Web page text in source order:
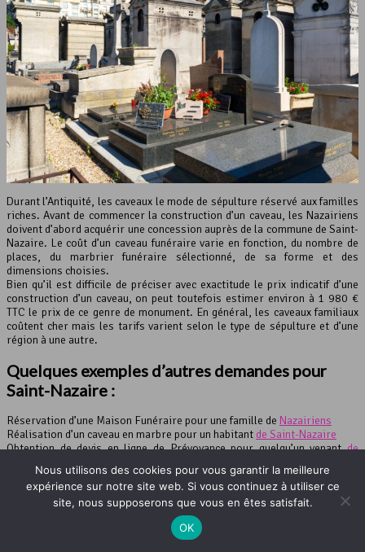
Durant l’Antiquité, les caveaux le mode de sépulture réservé aux familles
riches. Avant de commencer la construction d’un caveau, les Nazairiens
doivent d’abord acquérir une concession auprès de la commune de Saint-
Nazaire. Le coût d’un caveau funéraire varie en fonction, du nombre de
places, du marbrier funéraire sélectionné, de sa forme et des
dimensions choisies.
Bien qu’il est difficile de préciser avec exactitude le prix indicatif d’une
construction d’un caveau, on peut toutefois estimer environ à 1 980 €
TTC le prix de ce genre de monument. En général, les caveaux familiaux
coûtent cher mais les tarifs varient selon le type de sépulture et d’une
région à une autre.
Quelques exemples d’autres demandes pour
Saint-Nazaire :
Réservation d’une Maison Funéraire pour une famille de Nazairiens
Réalisation d’un caveau en marbre pour un habitant de Saint-Nazaire
Obtention de devis en ligne de Prévoyance pour quelqu’un venantde
Conseils sur la crémation pour un habitantde Saint-Nazaire
Demande de devis de Marbrerie Funérairesur Saint-Nazaire
Demande d’information sur les concessions perpétuellessur Saint-
Nous utilisons des cookies pour vous garantir la meilleure
expérience sur notre site web. Si vous continuez à utiliser ce
site, nous supposerons que vous en êtes satisfait.
OK